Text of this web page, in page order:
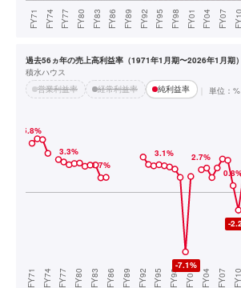
過去56ヵ年の売上高利益率（1971年1月期〜2026年1月期）
積水ハウス
営業利益率
経常利益率 純利益率 単位：%